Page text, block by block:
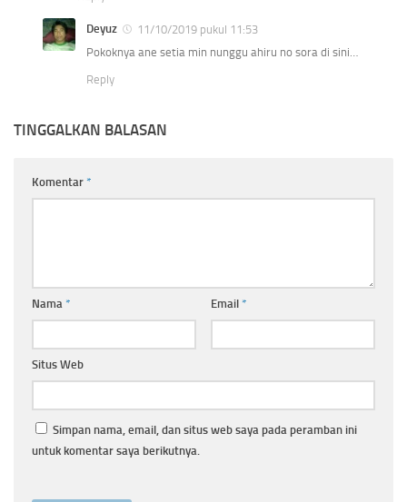
Deyuz
11/10/2019 pukul 11:53
Pokoknya ane setia min nunggu ahiru no sora di sini…
Reply
TINGGALKAN BALASAN
Komentar *
Nama * Email *
Situs Web
Simpan nama, email, dan situs web saya pada peramban ini
untuk komentar saya berikutnya.